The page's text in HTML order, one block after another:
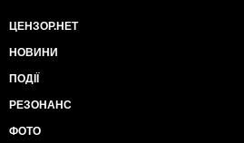
ЦЕНЗОР.НЕТ
НОВИНИ
ПОДІЇ
РЕЗОНАНС
ФОТО